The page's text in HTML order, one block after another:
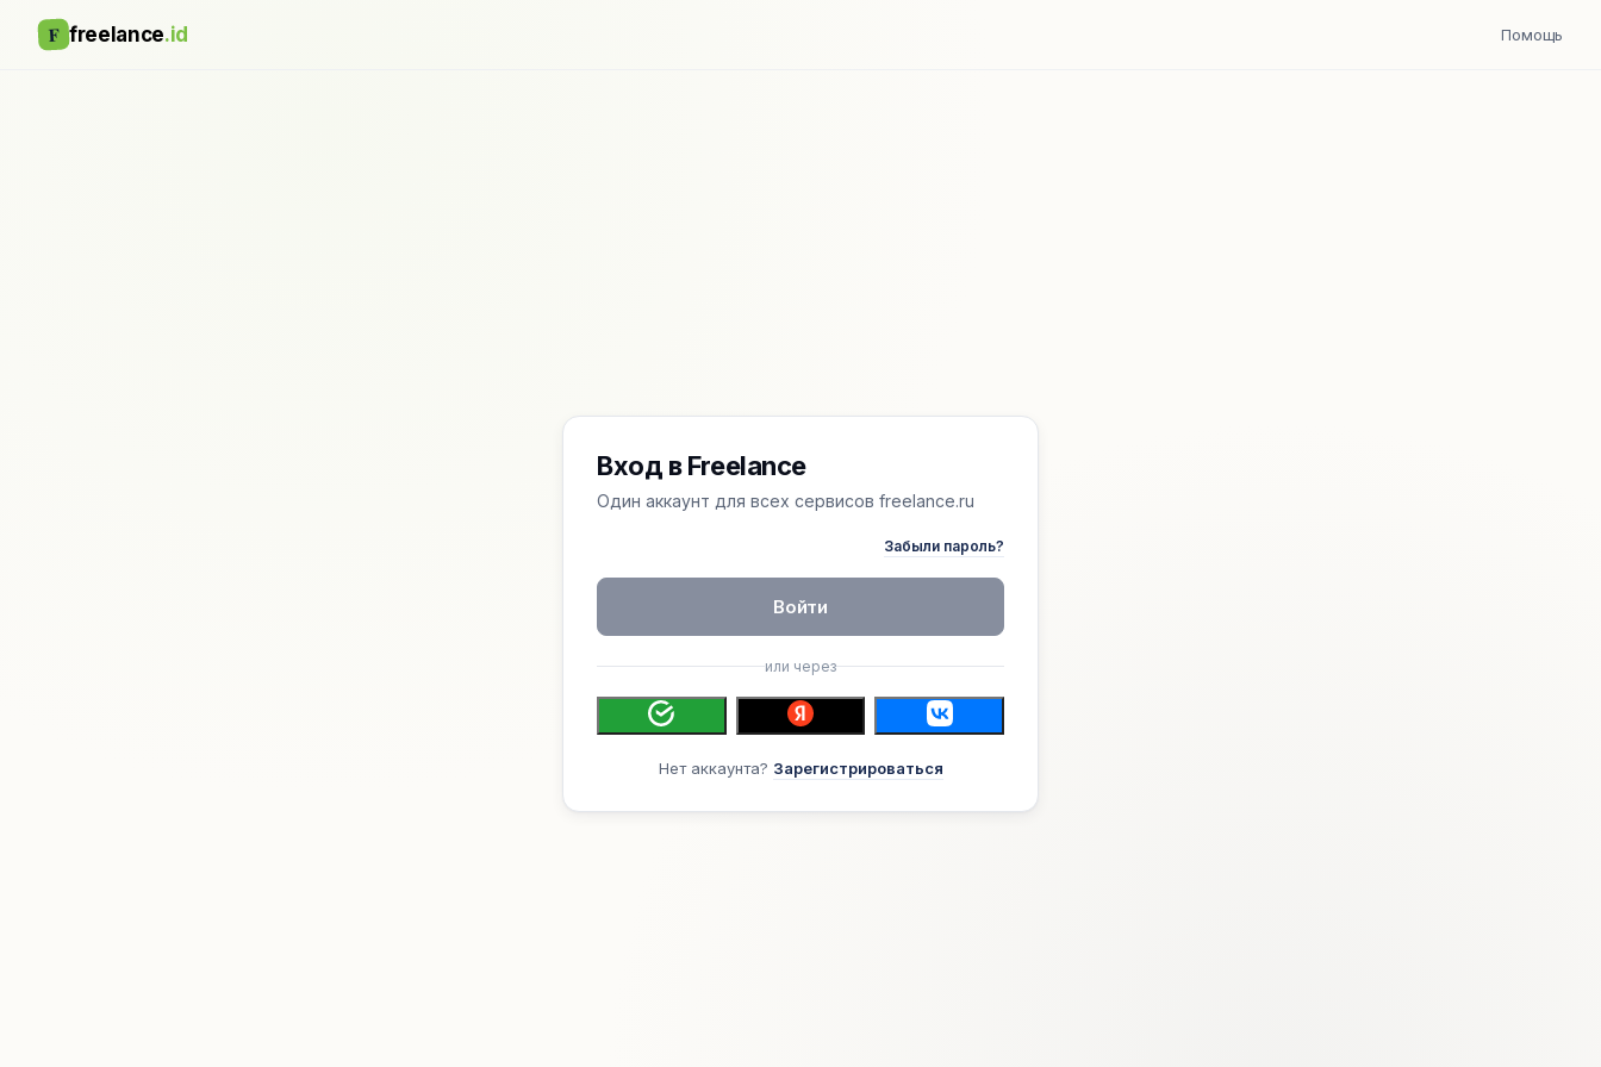
F freelance.id Помощь
Вход в Freelance
Один аккаунт для всех сервисов freelance.ru
Забыли пароль?
Войти
или через
Нет аккаунта? Зарегистрироваться